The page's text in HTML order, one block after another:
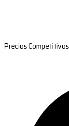
Precios Competitivos